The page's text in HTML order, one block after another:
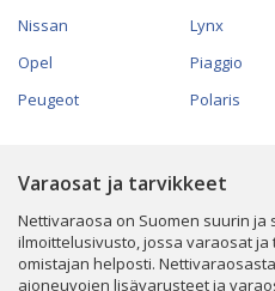
Nissan
Opel
Peugeot
Lynx
Piaggio
Polaris
Varaosat ja tarvikkeet
Nettivaraosa on Suomen suurin ja
ilmoittelusivusto, jossa varaosat
omistajan helposti.
ajoneuvojen lisävarusteet ja